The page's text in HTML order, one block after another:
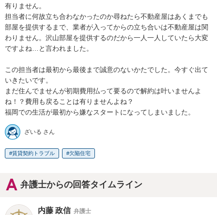
有りません。
担当者に何故立ち合わなかったのか尋ねたら不動産屋はあくまでも
部屋を提供するまで、業者が入ってからの立ち合いは不動産屋は関
わりません。沢山部屋を提供するのだから一人一人していたら大変
ですよね…と言われました。
この担当者は最初から最後まで誠意のないかたでした。今すぐ出て
いきたいです。
まだ住んでませんが初期費用払って要るので解約は叶いませんよ
ね！？費用も戻ることは有りませんよね？
福岡での生活が最初から嫌なスタートになってしまいました。
ざいる さん
賃貸契約トラブル 欠陥住宅
弁護士からの回答タイムライン
内藤 政信 弁護士